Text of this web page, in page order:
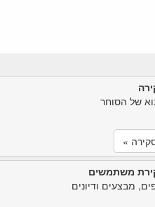
של הסוחר
»
משתמשים
מבצעים ודיונים